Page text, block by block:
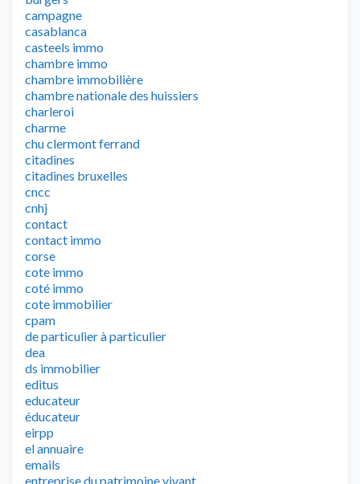
campagne
casablanca
casteels immo
chambre immo
chambre immobilière
chambre nationale des huissiers
charleroi
charme
chu clermont ferrand
citadines
citadines bruxelles
cncc
cnhj
contact
contact immo
corse
cote immo
coté immo
cote immobilier
cpam
de particulier à particulier
dea
ds immobilier
editus
educateur
éducateur
eirpp
el annuaire
emails
entreprise du patrimoine vivant